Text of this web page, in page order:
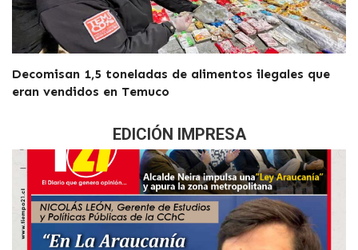
Decomisan 1,5 toneladas de alimentos ilegales que
eran vendidos en Temuco
EDICIÓN IMPRESA